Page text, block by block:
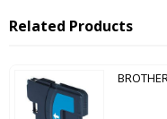
Related Products